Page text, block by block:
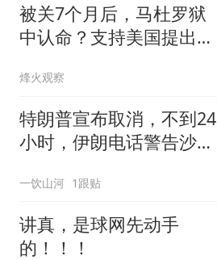
被关7个月后，马杜罗狱
中认命？支持美国提出的
烽火观察
特朗普宣布取消，不到24
小时，伊朗电话警告沙
一饮山河 1跟贴
讲真，是球网先动手
的！！！